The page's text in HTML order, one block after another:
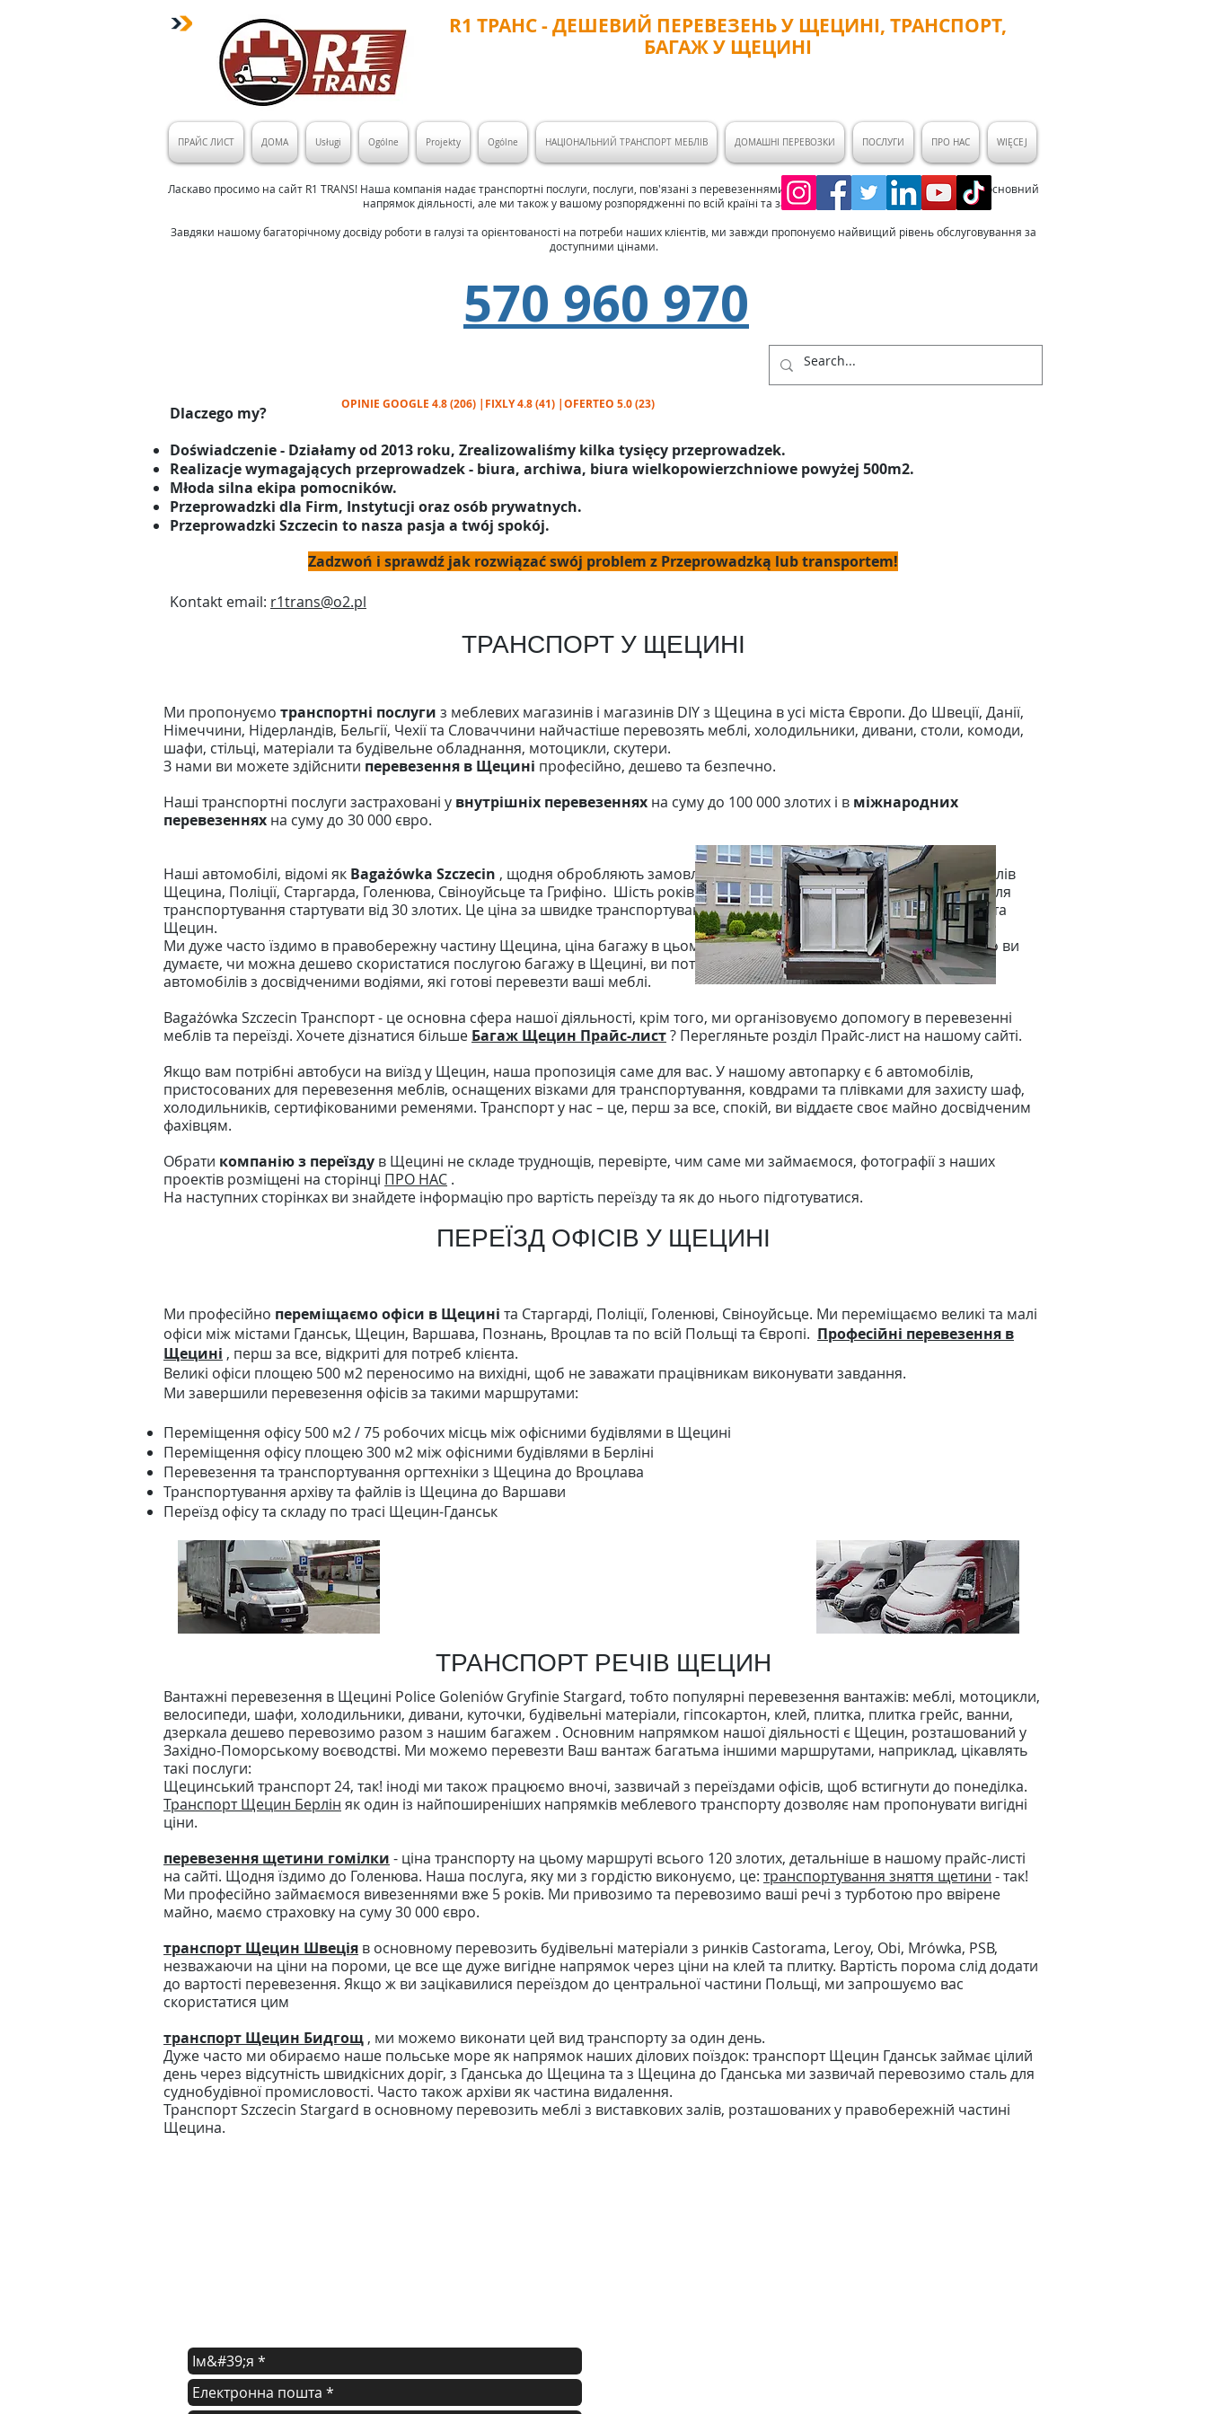
R1 ТРАНС- ДЕШЕВИЙ ПЕРЕВЕЗЕНЬ У ЩЕЦИНІ, ТРАНСПОРТ,
БАГАЖ У ЩЕЦИНІ
ПРАЙС ЛИСТ ДОМА Usługi Ogólne Projekty Ogólne НАЦІОНАЛЬНИЙ ТРАНСПОРТ МЕБЛІВ ДОМАШНІ ПЕРЕВОЗКИ ПОСЛУГИ ПРО НАС WIĘCEJ
Ласкаво просимо на сайт R1 TRANS! Наша компанія надає транспортні послуги, послуги, пов'язані з перевезеннями та як багажне таксі. Щецин – це наш основний
напрямок діяльності, але ми також у вашому розпорядженні по всій країні та за кордоном.
Завдяки нашому багаторічному досвіду роботи в галузі та орієнтованості на потреби наших клієнтів, ми завжди пропонуємо найвищий рівень обслуговування за
доступними цінами.
570 960 970
OPINIE GOOGLE 4.8 (206) |FIXLY 4.8 (41) |OFERTEO 5.0 (23)
Dlaczego my?
Doświadczenie - Działamy od 2013 roku, Zrealizowaliśmy kilka tysięcy przeprowadzek.
Realizacje wymagających przeprowadzek - biura, archiwa, biura wielkopowierzchniowe powyżej 500m2.
Młoda silna ekipa pomocników.
Przeprowadzki dla Firm, Instytucji oraz osób prywatnych.
Przeprowadzki Szczecin to nasza pasja a twój spokój.
Zadzwoń i sprawdź jak rozwiązać swój problem z Przeprowadzką lub transportem!
Kontakt email: r1trans@o2.pl
ТРАНСПОРТ У ЩЕЦИНІ
Ми пропонуємо транспортні послуги з меблевих магазинів і магазинів DIY з Щецина в усі міста Європи. До Швеції, Данії,
Німеччини, Нідерландів, Бельгії, Чехії та Словаччини найчастіше перевозять меблі, холодильники, дивани, столи, комоди,
шафи, стільці, матеріали та будівельне обладнання, мотоцикли, скутери.
З нами ви можете здійснити перевезення в Щецині професійно, дешево та безпечно.
Наші транспортні послуги застраховані у внутрішніх перевезеннях на суму до 100 000 злотих і в міжнародних
перевезеннях на суму до 30 000 євро.
Наші автомобілі, відомі як Bagażówka Szczecin , щодня обробляють замовлення на транспортування меблів для жителів
Щецина, Поліції, Старгарда, Голенюва, Свіноуйсьце та Грифіно. Шість років досвіду дозволили ціна багажу в Щецині для
транспортування стартувати від 30 злотих. Це ціна за швидке транспортування окремих предметів меблів у межах міста
Щецин.
Ми дуже часто їздимо в правобережну частину Щецина, ціна багажу в цьому випадку починається від 50 злотих. Якщо ви
думаєте, чи можна дешево скористатися послугою багажу в Щецині, ви потрапили в потрібне місце, щодня у нас є 6
автомобілів з досвідченими водіями, які готові перевезти ваші меблі.
Bagażówka Szczecin Транспорт - це основна сфера нашої діяльності, крім того, ми організовуємо допомогу в перевезенні
меблів та переїзді. Хочете дізнатися більше Багаж Щецин Прайс-лист? Перегляньте розділ Прайс-лист на нашому сайті.
Якщо вам потрібні автобуси на виїзд у Щецин, наша пропозиція саме для вас. У нашому автопарку є 6 автомобілів,
пристосованих для перевезення меблів, оснащених візками для транспортування, ковдрами та плівками для захисту шаф,
холодильників, сертифікованими ременями. Транспорт у нас – це, перш за все, спокій, ви віддаєте своє майно досвідченим
фахівцям.
Обрати компанію з переїзду в Щецині не складе труднощів, перевірте, чим саме ми займаємося, фотографії з наших
проектів розміщені на сторінці ПРО НАС .
На наступних сторінках ви знайдете інформацію про вартість переїзду та як до нього підготуватися.
ПЕРЕЇЗД ОФІСІВ У ЩЕЦИНІ
Ми професійно переміщаємо офіси в Щецині та Старгарді, Поліції, Голенюві, Свіноуйсьце. Ми переміщаємо великі та малі
офіси між містами Гданськ, Щецин, Варшава, Познань, Вроцлав та по всій Польщі та Європі. Професійні перевезення в
Щецині , перш за все, відкриті для потреб клієнта.
Великі офіси площею 500 м2 переносимо на вихідні, щоб не заважати працівникам виконувати завдання.
Ми завершили перевезення офісів за такими маршрутами:
Переміщення офісу 500 м2 / 75 робочих місць між офісними будівлями в Щецині
Переміщення офісу площею 300 м2 між офісними будівлями в Берліні
Перевезення та транспортування оргтехніки з Щецина до Вроцлава
Транспортування архіву та файлів із Щецина до Варшави
Переїзд офісу та складу по трасі Щецин-Гданськ
ТРАНСПОРТ РЕЧІВ ЩЕЦИН
Вантажні перевезення в Щецині Police Goleniów Gryfinie Stargard, тобто популярні перевезення вантажів: меблі, мотоцикли,
велосипеди, шафи, холодильники, дивани, куточки, будівельні матеріали, гіпсокартон, клей, плитка, плитка грейс, ванни,
дзеркала дешево перевозимо разом з нашим багажем . Основним напрямком нашої діяльності є Щецин, розташований у
Західно-Поморському воєводстві. Ми можемо перевезти Ваш вантаж багатьма іншими маршрутами, наприклад, цікавлять
такі послуги:
Щецинський транспорт 24, так! іноді ми також працюємо вночі, зазвичай з переїздами офісів, щоб встигнути до понеділка.
Транспорт Щецин Берлін як один із найпоширеніших напрямків меблевого транспорту дозволяє нам пропонувати вигідні
ціни.
перевезення щетини гомілки - ціна транспорту на цьому маршруті всього 120 злотих, детальніше в нашому прайс-листі
на сайті. Щодня їздимо до Голенюва. Наша послуга, яку ми з гордістю виконуємо, це: транспортування зняття щетини - так!
Ми професійно займаємося вивезеннями вже 5 років. Ми привозимо та перевозимо ваші речі з турботою про ввірене
майно, маємо страховку на суму 30 000 євро.
транспорт Щецин Швеція в основному перевозить будівельні матеріали з ринків Castorama, Leroy, Obi, Mrówka, PSB,
незважаючи на ціни на пороми, це все ще дуже вигідне напрямок через ціни на клей та плитку. Вартість порома слід додати
до вартості перевезення. Якщо ж ви зацікавилися переїздом до центральної частини Польщі, ми запрошуємо вас
скористатися цим
транспорт Щецин Бидгощ , ми можемо виконати цей вид транспорту за один день.
Дуже часто ми обираємо наше польське море як напрямок наших ділових поїздок: транспорт Щецин Гданськ займає цілий
день через відсутність швидкісних доріг, з Гданська до Щецина та з Щецина до Гданська ми зазвичай перевозимо сталь для
суднобудівної промисловості. Часто також архіви як частина видалення.
Транспорт Szczecin Stargard в основному перевозить меблі з виставкових залів, розташованих у правобережній частині
Щецина.